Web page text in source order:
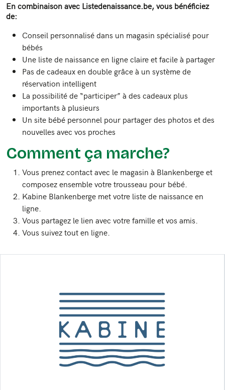
En combinaison avec Listedenaissance.be, vous bénéficiez
de:
Conseil personnalisé dans un magasin spécialisé pour
bébés
Une liste de naissance en ligne claire et facile à partager
Pas de cadeaux en double grâce à un système de
réservation intelligent
La possibilité de “participer” à des cadeaux plus
importants à plusieurs
Un site bébé personnel pour partager des photos et des
nouvelles avec vos proches
Comment ça marche?
Vous prenez contact avec le magasin à Blankenberge et
composez ensemble votre trousseau pour bébé.
Kabine Blankenberge met votre liste de naissance en
ligne.
Vous partagez le lien avec votre famille et vos amis.
Vous suivez tout en ligne.